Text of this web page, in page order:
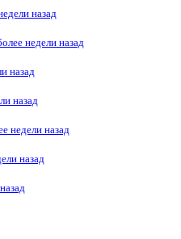
назад
недели назад
назад
назад
недели назад
назад